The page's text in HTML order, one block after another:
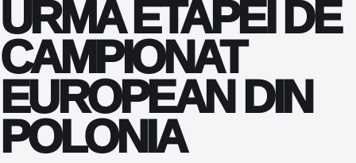
URMA ETAPEI DE
CAMPIONAT
EUROPEAN DIN
POLONIA